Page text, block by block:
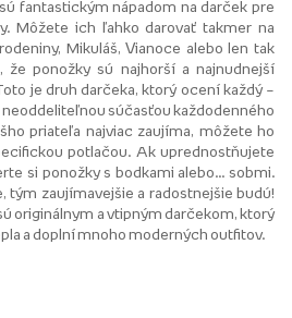
fantastickým nápadom na darček pre
Môžete ich ľahko darovať takmer na
Mikuláš, Vianoce alebo len tak
že ponožky sú najhorší a najnudnejší
je druh darčeka, ktorý ocení každý –
neoddeliteľnou súčasťou každodenného
priateľa najviac zaujíma, môžete ho
potlačou. Ak uprednostňujete
si ponožky s bodkami alebo... sobmi.
tým zaujímavejšie a radostnejšie budú!
originálnym a vtipným darčekom, ktorý
a doplní mnoho moderných outfitov.